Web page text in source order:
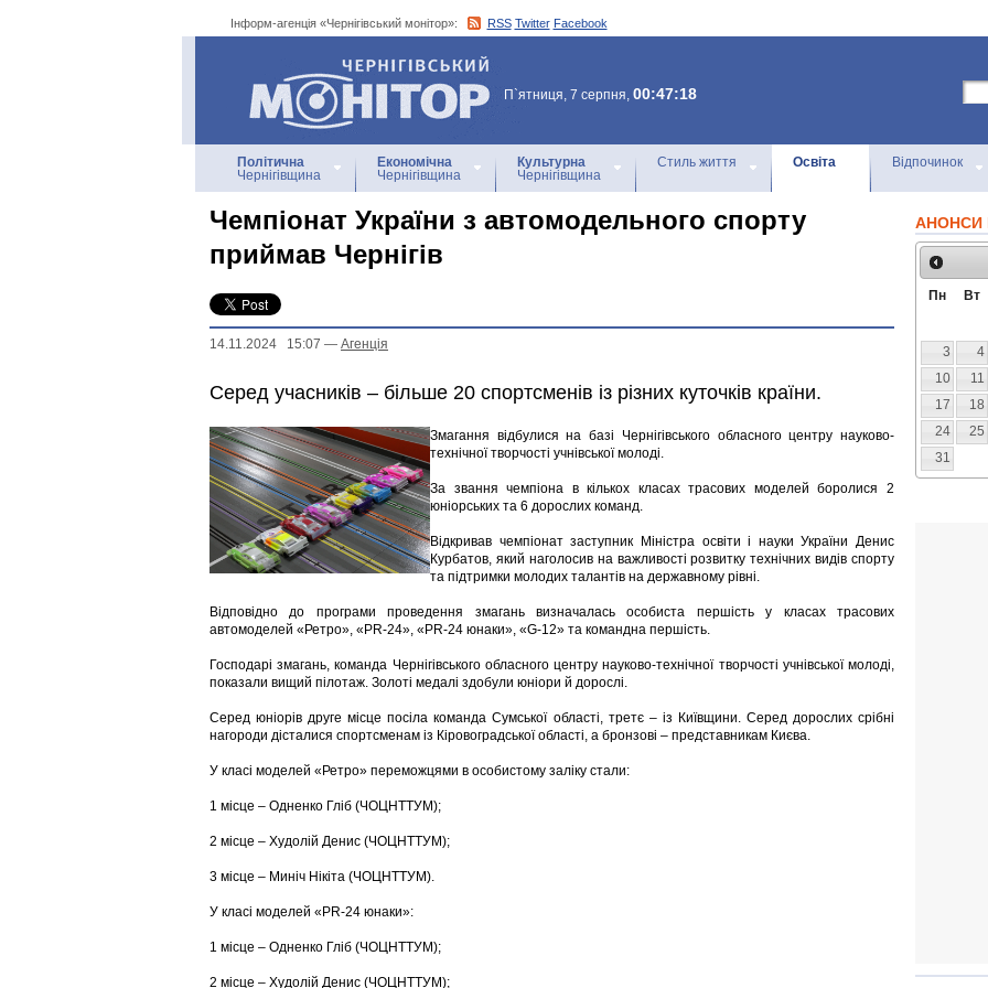
Інформ-агенція «Чернігівський монітор»: RSS Twitter Facebook
Інформ-агенція
«Чернігівський монітор»
П`ятниця, 7 серпня, 00:47:18
Політична
Чернігівщина
Економічна
Чернігівщина
Культурна
Чернігівщина
Стиль життя Освіта Відпочинок
Чемпіонат України з автомодельного спорту
приймав Чернігів
14.11.2024 15:07 — Агенцiя
Серед учасників – більше 20 спортсменів із різних куточків країни.
Змагання відбулися на базі Чернігівського обласного центру науково-
технічної творчості учнівської молоді.
За звання чемпіона в кількох класах трасових моделей боролися 2
юніорських та 6 дорослих команд.
Відкривав чемпіонат заступник Міністра освіти і науки України Денис
Курбатов, який наголосив на важливості розвитку технічних видів спорту
та підтримки молодих талантів на державному рівні.
Відповідно до програми проведення змагань визначалась особиста першість у класах трасових
автомоделей «Ретро», «PR-24», «PR-24 юнаки», «G-12» та командна першість.
Господарі змагань, команда Чернігівського обласного центру науково-технічної творчості учнівської молоді,
показали вищий пілотаж. Золоті медалі здобули юніори й дорослі.
Серед юніорів друге місце посіла команда Сумської області, третє – із Київщини. Серед дорослих срібні
нагороди дісталися спортсменам із Кіровоградської області, а бронзові – представникам Києва.
У класі моделей «Ретро» переможцями в особистому заліку стали:
1 місце – Одненко Гліб (ЧОЦНТТУМ);
2 місце – Худолій Денис (ЧОЦНТТУМ);
3 місце – Миніч Нікіта (ЧОЦНТТУМ).
У класі моделей «PR-24 юнаки»:
1 місце – Одненко Гліб (ЧОЦНТТУМ);
2 місце – Худолій Денис (ЧОЦНТТУМ);
АНОНСИ
Пн Вт
3
4
10
11
17
18
24
25
31